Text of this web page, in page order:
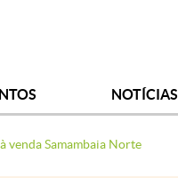
NOTÍCIAS
venda Samambaia Norte